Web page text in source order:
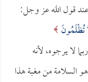
عند قول الله عز وجل:
ربما لا يرجوه، لأنه
من مغبة هذا